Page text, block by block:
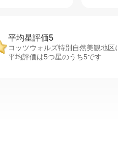
平均星評価5
コッツウォルズ特別自然美観地区
平均評価は5つ星のうち5です